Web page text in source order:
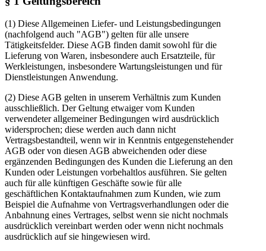
(1) Diese Allgemeinen Liefer- und Leistungsbedingungen
(nachfolgend auch "AGB") gelten für alle unsere
Tätigkeitsfelder. Diese AGB finden damit sowohl für die
Lieferung von Waren, insbesondere auch Ersatzteile, für
Werkleistungen, insbesondere Wartungsleistungen und für
Dienstleistungen Anwendung.
(2) Diese AGB gelten in unserem Verhältnis zum Kunden
ausschließlich. Der Geltung etwaiger vom Kunden
verwendeter allgemeiner Bedingungen wird ausdrücklich
widersprochen; diese werden auch dann nicht
Vertragsbestandteil, wenn wir in Kenntnis entgegenstehender
AGB oder von diesen AGB abweichenden oder diese
ergänzenden Bedingungen des Kunden die Lieferung an den
Kunden oder Leistungen vorbehaltlos ausführen. Sie gelten
auch für alle künftigen Geschäfte sowie für alle
geschäftlichen Kontaktaufnahmen zum Kunden, wie zum
Beispiel die Aufnahme von Vertragsverhandlungen oder die
Anbahnung eines Vertrages, selbst wenn sie nicht nochmals
ausdrücklich vereinbart werden oder wenn nicht nochmals
ausdrücklich auf sie hingewiesen wird.